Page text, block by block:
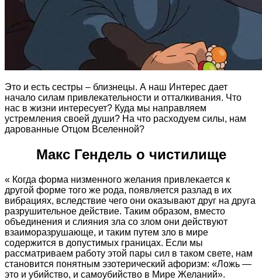
Это и есть сестры – близнецы. А наш Интерес дает
начало силам привлекательности и отталкивания. Что
нас в жизни интересует? Куда мы направляем
устремления своей души? На что расходуем силы, нам
дарованные Отцом Вселенной?
Макс Гендель о чистилище
« Когда форма низменного желания привлекается к
другой форме того же рода, появляется разлад в их
вибрациях, вследствие чего они оказывают друг на друга
разрушительное действие. Таким образом, вместо
объединения и слияния зла со злом они действуют
взаиморазрушающе, и таким путем зло в мире
содержится в допустимых границах. Если мы
рассматриваем работу этой пары сил в таком свете, нам
становится понятным эзотерический афоризм: «Ложь —
это и убийство, и самоубийство в Мире Желаний».